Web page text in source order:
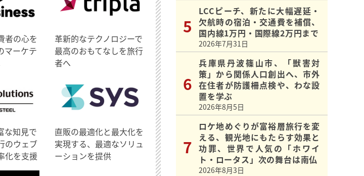
者の心を
マーケテ
革新的なテクノロジーで
最高のおもてなしを旅行
者へ
な知見で
のウェブ
化を支援
直販の最適化と最大化を
実現する、最適なソリュ
ーションを提供
LCCピーチ、新たに大幅遅延・
欠航時の宿泊・交通費を補償、
国内線1万円・国際線2万円まで
2026年7月31日
兵庫県丹波篠山市、「獣害対
策」から関係人口創出へ、市外
在住者が防護柵点検や、わな設
置を学ぶ
2026年8月5日
ロケ地めぐりが富裕層旅行を変
える、観光地にもたらす効果と
功罪、世界で人気の「ホワイ
ト・ロータス」次の舞台は南仏
2026年8月3日